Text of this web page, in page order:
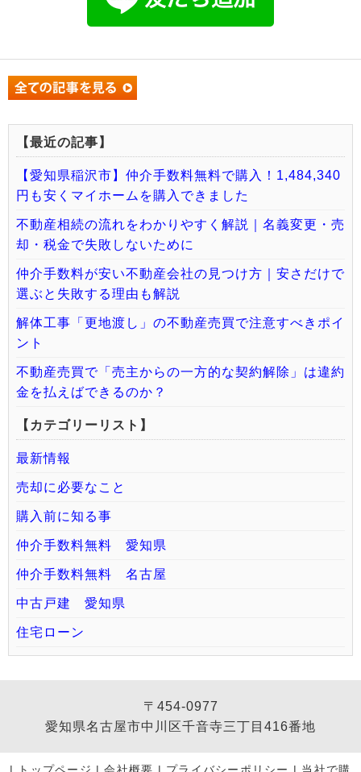
【最近の記事】
【愛知県稲沢市】仲介手数料無料で購入！1,484,340
円も安くマイホームを購入できました
不動産相続の流れをわかりやすく解説｜名義変更・売
却・税金で失敗しないために
仲介手数料が安い不動産会社の見つけ方｜安さだけで
選ぶと失敗する理由も解説
解体工事「更地渡し」の不動産売買で注意すべきポイ
ント
不動産売買で「売主からの一方的な契約解除」は違約
金を払えばできるのか？
【カテゴリーリスト】
最新情報
売却に必要なこと
購入前に知る事
仲介手数料無料 愛知県
仲介手数料無料 名古屋
中古戸建 愛知県
住宅ローン
〒454-0977
愛知県名古屋市中川区千音寺三丁目416番地
| トップページ |会社概要 | プライバシーポリシー | 当社で購